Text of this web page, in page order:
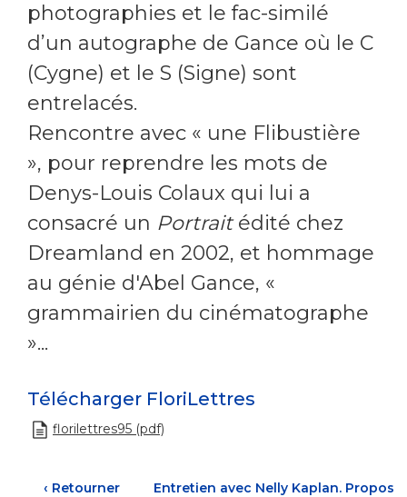
photographies et le fac-similé
d’un autographe de Gance où le C
(Cygne) et le S (Signe) sont
entrelacés.
Rencontre avec « une Flibustière
», pour reprendre les mots de
Denys-Louis Colaux qui lui a
consacré un Portraitédité chez
Dreamland en 2002, et hommage
au génie d'Abel Gance, «
grammairien du cinématographe
»...
Télécharger FloriLettres
florilettres95 (pdf)
‹ Retourner
Entretien avec Nelly Kaplan. Propos